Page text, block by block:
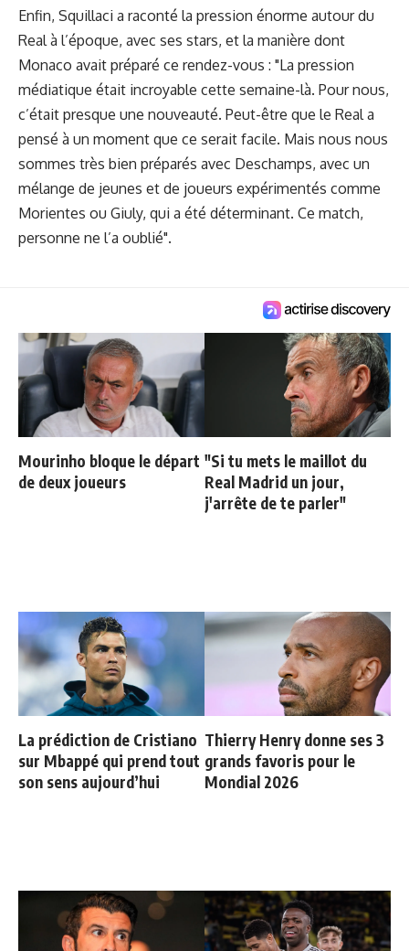
Enfin, Squillaci a raconté la pression énorme autour du
Real à l’époque, avec ses stars, et la manière dont
Monaco avait préparé ce rendez-vous : "La pression
médiatique était incroyable cette semaine-là. Pour nous,
c’était presque une nouveauté. Peut-être que le Real a
pensé à un moment que ce serait facile. Mais nous nous
sommes très bien préparés avec Deschamps, avec un
mélange de jeunes et de joueurs expérimentés comme
Morientes ou Giuly, qui a été déterminant. Ce match,
personne ne l’a oublié".
Mourinho bloque le départ
de deux joueurs
"Si tu mets le maillot du
Real Madrid un jour,
j'arrête de te parler"
La prédiction de Cristiano
sur Mbappé qui prend tout
son sens aujourd’hui
Thierry Henry donne ses 3
grands favoris pour le
Mondial 2026